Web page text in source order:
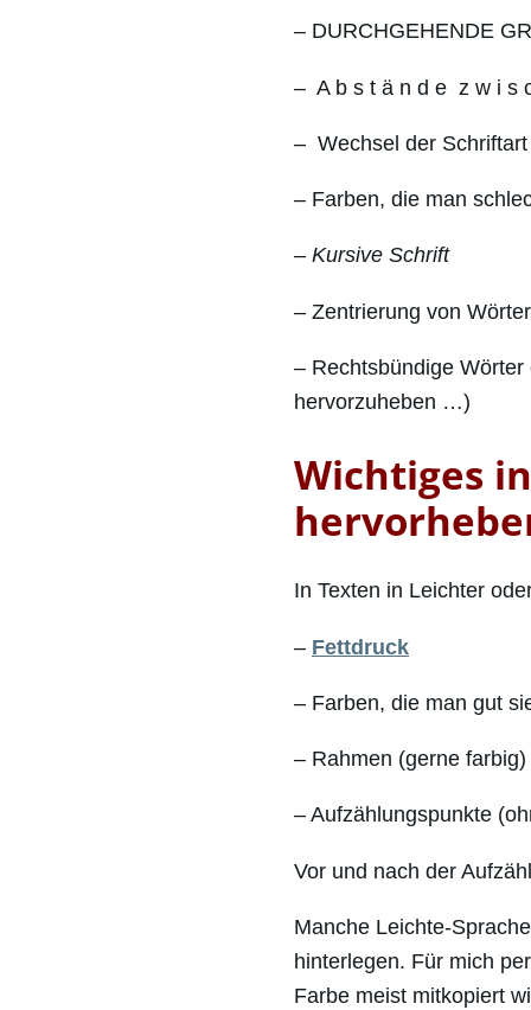
– DURCHGEHENDE
– A b s t ä n d e z w i s
– Wechsel der
– Farben, die man
– Kursive Schrift
– Zentrierung von
– Rechtsbündige
hervorzuheben …)
Wichtiges
In Texten in Leichter
– Fettdruck
– Farben, die man gut
– Rahmen (gerne farbig)
– Aufzählungspunkte
Vor und nach der
Manche Leichte-
hinterlegen. Für mich
Farbe meist mitkopiert